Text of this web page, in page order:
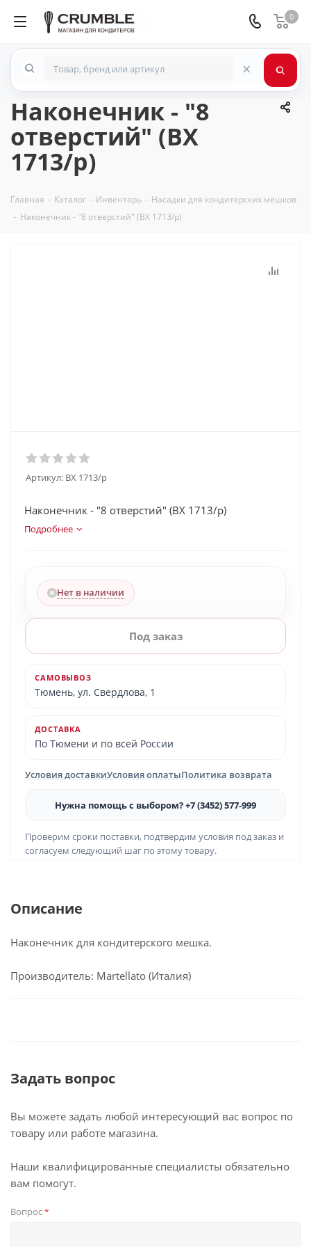
0
×
Наконечник - "8
отверстий" (BX
1713/p)
Главная - Каталог - Инвентарь - Насадки для кондитерских мешков
- Наконечник - "8 отверстий" (BX 1713/p)
Артикул: BX 1713/p
Наконечник - "8 отверстий" (BX 1713/p)
Подробнее
Нет в наличии
Под заказ
САМОВЫВОЗ
Тюмень, ул. Свердлова, 1
ДОСТАВКА
По Тюмени и по всей России
Условия доставкиУсловия оплатыПолитика возврата
Нужна помощь с выбором? +7 (3452) 577-999
Проверим сроки поставки, подтвердим условия под заказ и
согласуем следующий шаг по этому товару.
Описание
Наконечник для кондитерского мешка.
Производитель: Martellato (Италия)
Задать вопрос
Вы можете задать любой интересующий вас вопрос по
товару или работе магазина.
Наши квалифицированные специалисты обязательно
вам помогут.
Вопрос*